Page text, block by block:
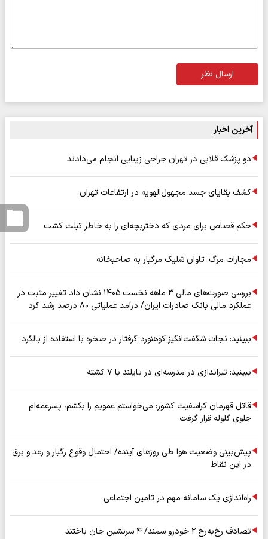
ارسال نظر
آخرین اخبار
دو پزشک قلابی در تهران جراحی زیبایی انجام می‌دادند
کشف بقایای جسد مجهول‌الهویه در ارتفاعات تهران
حکم قصاص برای مردی که دختربچه‌ای را به خاطر تبلت کشت
مجازات مرگ؛ تاوان شلیک مرگبار به صاحبخانه
بررسی صورت‌های مالی ۳ ماهه نخست ۱۴۰۵ نشان داد تغییر مثبت در
عملکرد مالی بانک صادرات ایران/ درآمد عملیاتی ۸۰ درصد رشد کرد
ببینید: نجات شگفت‌انگیز کوهنورد گرفتار در صخره با استفاده از بالگرد
ببینید: تیراندازی در مدرسه‌ای در تایلند با ۷ کشته
قاتل قهرمان کراسفیت کشور: می‌خواستم عمویم را بکشم، پسرعمه‌ام
جلوی گلوله قرار گرفت
پیش‌بینی وضعیت هوا طی روزهای آینده/ احتمال وقوع رگبار و رعد و برق
در این نقاط
راه‌اندازی یک سامانه مهم در تامین اجتماعی
تصادف رخ‌به‌رخ ۲ خودرو سمند/ ۴ سرنشین جان باختند